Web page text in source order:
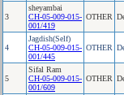
3
sheyambai
CH-05-009-015-
001/419
OTHER
4
Jagdish(Self)
CH-05-009-015-
001/445
OTHER
5
Sifal Ram
CH-05-009-015-
001/609
OTHER